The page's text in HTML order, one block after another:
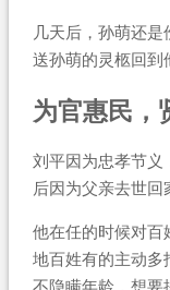
几天后，孙萌还
送孙萌的灵柩回到
为官惠民，
刘平因为忠孝节义
后因为父亲去世回
他在任的时候对百
地百姓有的主动多